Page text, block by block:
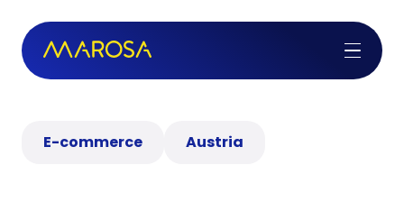
E-commerce Austria